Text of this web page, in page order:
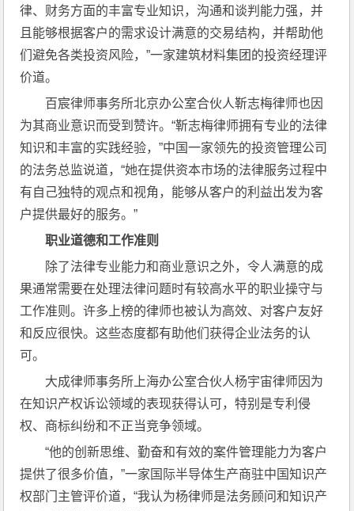
律、财务方面的丰富专业知识，沟通和谈判能力强，并
且能够根据客户的需求设计满意的交易结构，并帮助他
们避免各类投资风险，”一家建筑材料集团的投资经理评
价道。
百宸律师事务所北京办公室合伙人靳志梅律师也因
为其商业意识而受到赞许。“靳志梅律师拥有专业的法律
知识和丰富的实践经验，”中国一家领先的投资管理公司
的法务总监说道，“她在提供资本市场的法律服务过程中
有自己独特的观点和视角，能够从客户的利益出发为客
户提供最好的服务。”
职业道德和工作准则
除了法律专业能力和商业意识之外，令人满意的成
果通常需要在处理法律问题时有较高水平的职业操守与
工作准则。许多上榜的律师也被认为高效、对客户友好
和反应很快。这些态度都有助他们获得企业法务的认
可。
大成律师事务所上海办公室合伙人杨宇宙律师因为
在知识产权诉讼领域的表现获得认可，特别是专利侵
权、商标纠纷和不正当竞争领域。
“他的创新思维、勤奋和有效的案件管理能力为客户
提供了很多价值，”一家国际半导体生产商驻中国知识产
权部门主管评价道，“我认为杨律师是法务顾问和知识产